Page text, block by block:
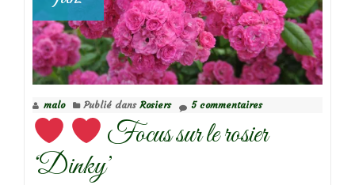
malo Publié dans Rosiers 5 commentaires
Focus sur le rosier
‘Dinky’